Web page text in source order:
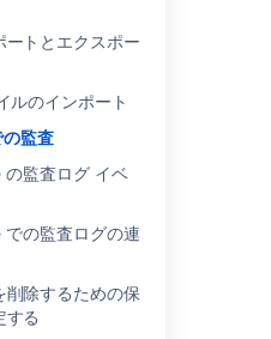
ートとエクスポー
ルのインポート
監査
監査ログ イベ
の監査ログの連
削除するための保
する
え
はい
え